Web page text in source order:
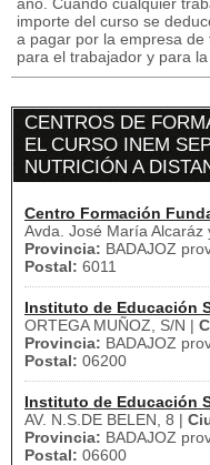
importe del curso se
a pagar por la empresa
para el trabajador y para
CENTROS DE
EL CURSO INEM
NUTRICIÓN A
Centro Formación
Avda. José María Alcaráz
Provincia: BADAJOZ
Postal: 6011
Instituto de Educación
ORTEGA MUÑOZ, S/N |
Provincia: BADAJOZ
Postal: 06200
Instituto de Educación
AV. N.S.DE BELEN, 8 |
Provincia: BADAJOZ
Postal: 06600